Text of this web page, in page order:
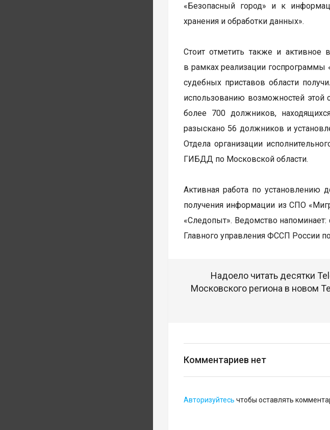
«Безопасный город» и к
хранения и обработки данных».
Стоит отметить также и активное
в рамках реализации госпрограммы
судебных приставов области
использованию возможностей этой
более 700 должников,
разыскано 56 должников и
Отдела организации
ГИБДД по Московской области.
Активная работа по
получения информации из СПО
«Следопыт». Ведомство
Главного управления ФССП России
Надоело читать десятки
Московского региона в новом
Комментариев нет
Авторизуйтесь чтобы оставлять